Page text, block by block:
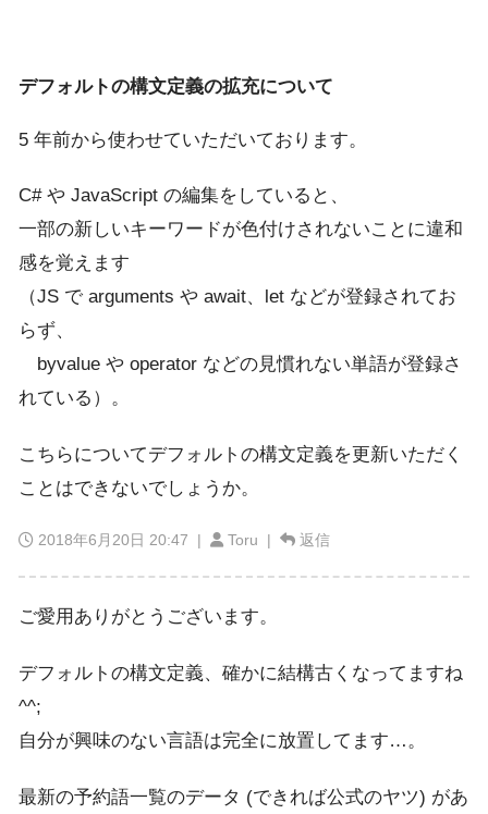
デフォルトの構文定義の拡充について
5 年前から使わせていただいております。
C# や JavaScript の編集をしていると、
一部の新しいキーワードが色付けされないことに違和
感を覚えます
（JS で arguments や await、let などが登録されてお
らず、
byvalue や operator などの見慣れない単語が登録さ
れている）。
こちらについてデフォルトの構文定義を更新いただく
ことはできないでしょうか。
2018年6月20日 20:47 | Toru | 返信
ご愛用ありがとうございます。
デフォルトの構文定義、確かに結構古くなってますね
^^;
自分が興味のない言語は完全に放置してます…。
最新の予約語一覧のデータ (できれば公式のヤツ) があ